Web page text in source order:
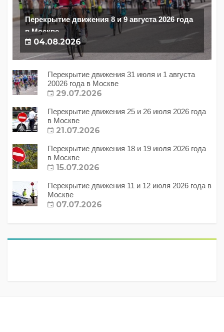
Перекрытие движения 8 и 9 августа 2026 года
в Москве
04.08.2026
Перекрытие движения 31 июля и 1 августа
20026 года в Москве
29.07.2026
Перекрытие движения 25 и 26 июля 2026 года
в Москве
21.07.2026
Перекрытие движения 18 и 19 июля 2026 года
в Москве
15.07.2026
Перекрытие движения 11 и 12 июля 2026 года в
Москве
07.07.2026